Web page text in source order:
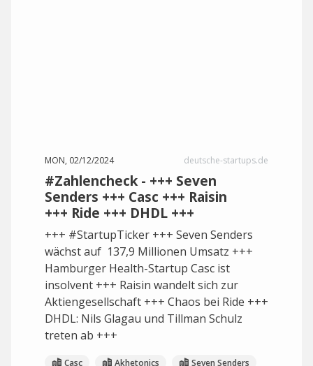
MON, 02/12/2024 deutsche-startups.de
#Zahlencheck - +++ Seven
Senders +++ Casc +++ Raisin
+++ Ride +++ DHDL +++
+++ #StartupTicker +++ Seven Senders
wächst auf 137,9 Millionen Umsatz +++
Hamburger Health-Startup Casc ist
insolvent +++ Raisin wandelt sich zur
Aktiengesellschaft +++ Chaos bei Ride +++
DHDL: Nils Glagau und Tillman Schulz
treten ab +++
Casc Akhetonics Seven Senders